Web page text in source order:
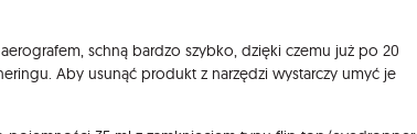
schną bardzo szybko, dzięki czemu już po 20
Aby usunąć produkt z narzędzi wystarczy umyć je